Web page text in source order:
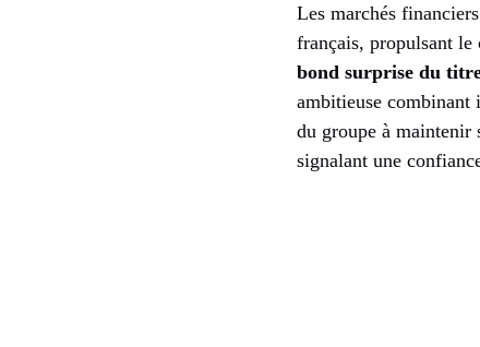
Les marchés
français, propulsant le
bond surprise du
ambitieuse combinant
du groupe à maintenir
signalant une